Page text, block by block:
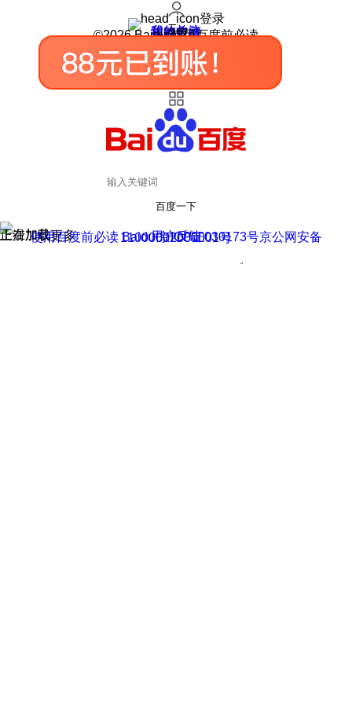
登录
我的关注
我的收藏
皮肤中心
用户反馈
设置
©2026 Baidu 使用百度前必读
百度一下
正在加载
上滑加载更多 用户反馈
使用百度前必读 Baidu 京ICP证030173号
京公网安备11000002000001号